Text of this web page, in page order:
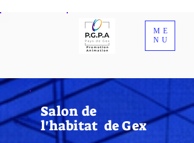
ME
NU
Salon de
l'habitat de Gex